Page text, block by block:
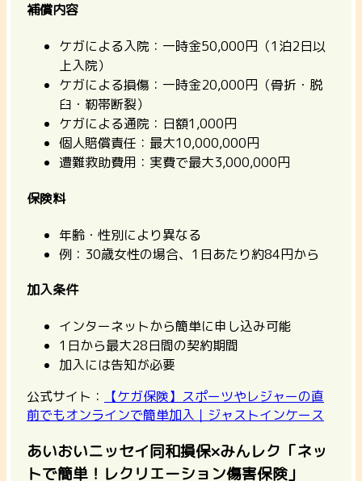
補償内容
ケガによる入院：一時金50,000円（1泊2日以
上入院）
ケガによる損傷：一時金20,000円（骨折・脱
臼・靭帯断裂）
ケガによる通院：日額1,000円
個人賠償責任：最大10,000,000円
遭難救助費用：実費で最大3,000,000円
保険料
年齢・性別により異なる
例：30歳女性の場合、1日あたり約84円から
加入条件
インターネットから簡単に申し込み可能
1日から最大28日間の契約期間
加入には告知が必要
公式サイト：
【ケガ保険】スポーツやレジャーの直
前でもオンラインで簡単加入｜ジャストインケース
あいおいニッセイ同和損保×みんレク「ネッ
トで簡単！レクリエーション傷害保険」